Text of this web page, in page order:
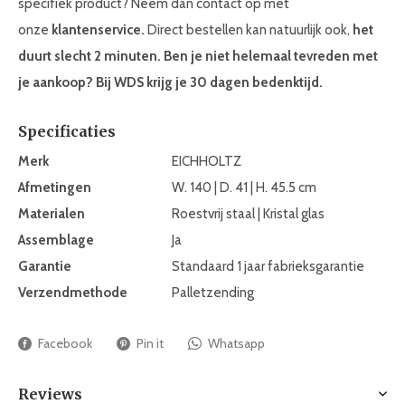
specifiek product? Neem dan contact op met
onze klantenservice. Direct bestellen kan natuurlijk ook, het
duurt slecht 2 minuten. Ben je niet helemaal tevreden met
je aankoop? Bij WDS krijg je 30 dagen bedenktijd.
Specificaties
Merk
EICHHOLTZ
Afmetingen
W. 140 | D. 41 | H. 45.5 cm
Materialen
Roestvrij staal | Kristal glas
Assemblage
Ja
Garantie
Standaard 1 jaar fabrieksgarantie
Verzendmethode
Palletzending
Facebook Pin it Whatsapp
Reviews